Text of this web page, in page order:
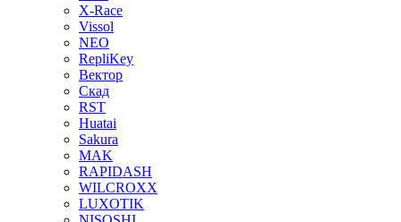
X-Race
Vissol
NEO
RepliKey
Вектор
Скад
RST
Huatai
Sakura
MAK
RAPIDASH
WILCROXX
LUXOTIK